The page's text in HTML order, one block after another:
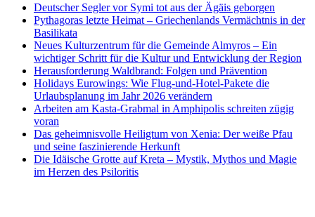
Deutscher Segler vor Symi tot aus der Ägäis geborgen
Pythagoras letzte Heimat – Griechenlands Vermächtnis in der
Basilikata
Neues Kulturzentrum für die Gemeinde Almyros – Ein
wichtiger Schritt für die Kultur und Entwicklung der Region
Herausforderung Waldbrand: Folgen und Prävention
Holidays Eurowings: Wie Flug-und-Hotel-Pakete die
Urlaubsplanung im Jahr 2026 verändern
Arbeiten am Kasta-Grabmal in Amphipolis schreiten zügig
voran
Das geheimnisvolle Heiligtum von Xenia: Der weiße Pfau
und seine faszinierende Herkunft
Die Idäische Grotte auf Kreta – Mystik, Mythos und Magie
im Herzen des Psiloritis